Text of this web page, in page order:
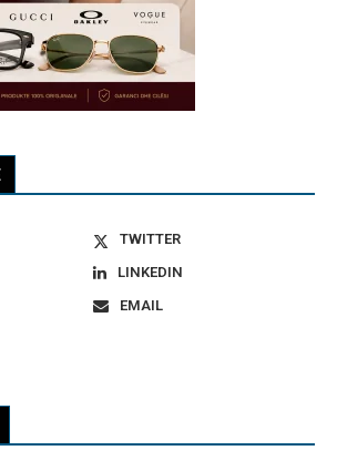
TWITTER
LINKEDIN
EMAIL